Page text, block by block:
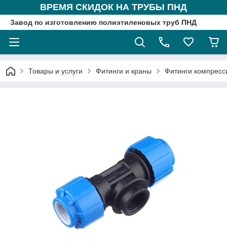
ВРЕМЯ СКИДОК НА ТРУБЫ ПНД
Завод по изготовлению полиэтиленовых труб ПНД
Товары и услуги Фитинги и краны Фитинги